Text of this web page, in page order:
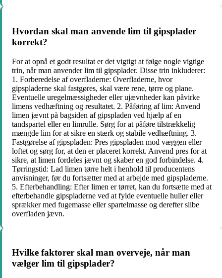
Hvordan skal man anvende lim til gipsplader
korrekt?
For at opnå et godt resultat er det vigtigt at følge nogle vigtige
trin, når man anvender lim til gipsplader. Disse trin inkluderer:
1. Forberedelse af overfladerne: Overfladerne, hvor
gipspladerne skal fastgøres, skal være rene, tørre og plane.
Eventuelle uregelmæssigheder eller ujævnheder kan påvirke
limens vedhæftning og resultatet. 2. Påføring af lim: Anvend
limen jævnt på bagsiden af gipspladen ved hjælp af en
tandspartel eller en limrulle. Sørg for at påføre tilstrækkelig
mængde lim for at sikre en stærk og stabile vedhæftning. 3.
Fastgørelse af gipspladen: Pres gipspladen mod væggen eller
loftet og sørg for, at den er placeret korrekt. Anvend pres for at
sikre, at limen fordeles jævnt og skaber en god forbindelse. 4.
Tørringstid: Lad limen tørre helt i henhold til producentens
anvisninger, før du fortsætter med at arbejde med gipspladerne.
5. Efterbehandling: Efter limen er tørret, kan du fortsætte med at
efterbehandle gipspladerne ved at fylde eventuelle huller eller
sprækker med fugemasse eller spartelmasse og derefter slibe
overfladen jævn.
Hvilke faktorer skal man overveje, når man
vælger lim til gipsplader?